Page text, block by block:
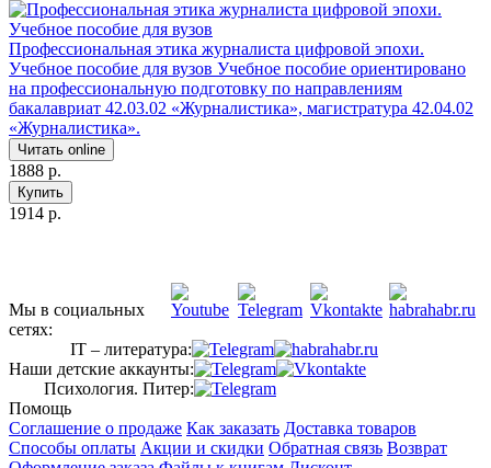
Профессиональная этика журналиста цифровой эпохи.
Учебное пособие для вузов Учебное пособие ориентировано
на профессиональную подготовку по направлениям
бакалавриат 42.03.02 «Журналистика», магистратура 42.04.02
«Журналистика».
Читать online
1888 р.
Купить
1914 р.
Мы в социальных
сетях:
IT – литература:
Наши детские аккаунты:
Психология. Питер:
Помощь
Соглашение о продаже Как заказать Доставка товаров
Способы оплаты Акции и скидки Обратная связь Возврат